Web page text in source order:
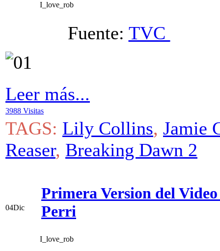
I_love_rob
Fuente: TVC
Leer más...
3988 Visitas
TAGS: Lily Collins, Jamie
Reaser, Breaking Dawn 2
04Dic
Primera Version del
Perri
I_love_rob